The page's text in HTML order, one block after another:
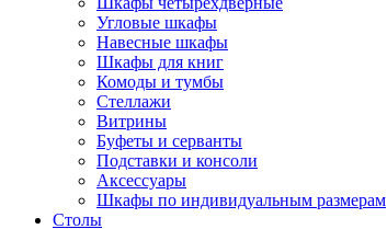
Угловые шкафы
Навесные шкафы
Шкафы для книг
Комоды и тумбы
Стеллажи
Витрины
Буфеты и серванты
Подставки и консоли
Аксессуары
Шкафы по индивидуальным размерам
Столы